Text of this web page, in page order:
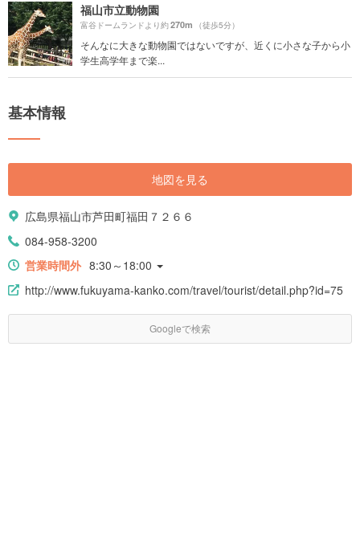
福山市立動物園
富谷ドームランドより約270m （徒歩5分）
そんなに大きな動物園ではないですが、近くに小さな子から小
学生高学年まで楽...
基本情報
地図を見る
広島県福山市芦田町福田７２６６
084-958-3200
営業時間外 8:30～18:00
http://www.fukuyama-kanko.com/travel/tourist/detail.php?id=75
Googleで検索